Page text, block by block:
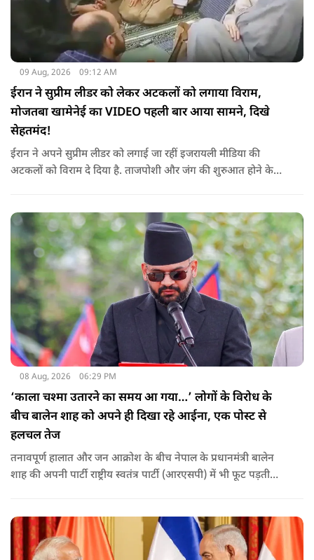
09 Aug, 2026 09:12 AM
ईरान ने सुप्रीम लीडर को लेकर अटकलों को लगाया विराम,
मोजतबा खामेनेई का VIDEO पहली बार आया सामने, दिखे
सेहतमंद!
ईरान ने अपने सुप्रीम लीडर को लगाई जा रहीं इजरायली मीडिया की
अटकलों को विराम दे दिया है. ताजपोशी और जंग की शुरुआत होने के
08 Aug, 2026 06:29 PM
‘काला चश्मा उतारने का समय आ गया…’ लोगों के विरोध के
बीच बालेन शाह को अपने ही दिखा रहे आईना, एक पोस्ट से
हलचल तेज
तनावपूर्ण हालात और जन आक्रोश के बीच नेपाल के प्रधानमंत्री बालेन
शाह की अपनी पार्टी राष्ट्रीय स्वतंत्र पार्टी (आरएसपी) में भी फूट पड़ती